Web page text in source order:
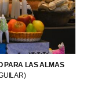
PARA LAS ALMAS